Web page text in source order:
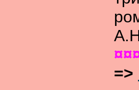
=>